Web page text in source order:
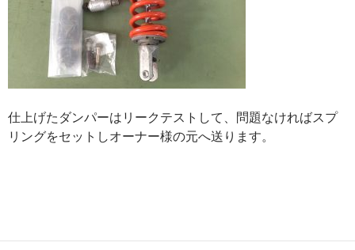
仕上げたダンパーはリークテストして、問題なければスプ
リングをセットしオーナー様の元へ送ります。